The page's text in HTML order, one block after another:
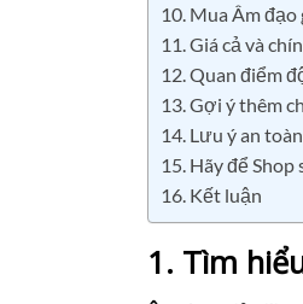
10. Mua Âm
11. Giá cả và
12. Quan điểm
13. Gợi ý thêm
14. Lưu ý an
15. Hãy để
16. Kết luận
1. Tìm